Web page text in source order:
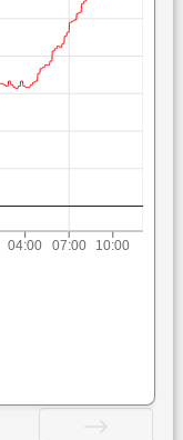
04:00 07:00 10:00